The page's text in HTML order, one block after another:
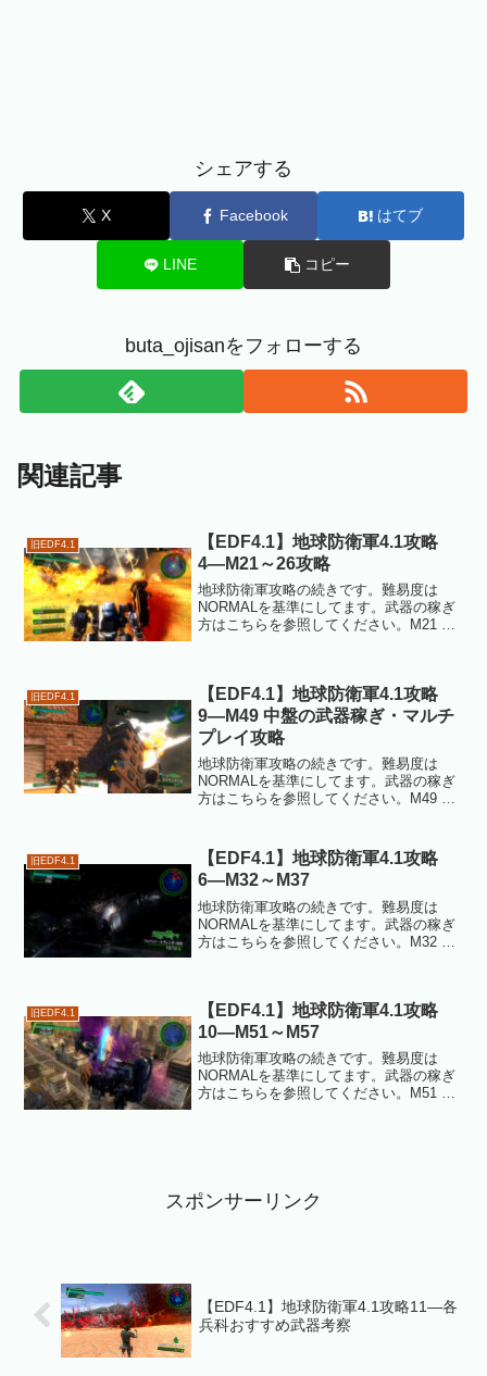
シェアする
X Facebook はてブ
LINE コピー
buta_ojisanをフォローする
関連記事
旧EDF4.1
【EDF4.1】地球防衛軍4.1攻略
4―M21～26攻略
地球防衛軍攻略の続きです。難易度は
NORMALを基準にしてます。武器の稼ぎ
方はこちらを参照してください。M21 地
ずゆっくり進むのが...
旧EDF4.1
【EDF4.1】地球防衛軍4.1攻略
9―M49 中盤の武器稼ぎ・マルチ
プレイ攻略
地球防衛軍攻略の続きです。難易度は
NORMALを基準にしてます。武器の稼ぎ
方はこちらを参照してください。M49 青
稼ぎができるミッションです。HARD以
下ならこの記事...
旧EDF4.1
【EDF4.1】地球防衛軍4.1攻略
6―M32～M37
地球防衛軍攻略の続きです。難易度は
NORMALを基準にしてます。武器の稼ぎ
方はこちらを参照してください。M32 突
地下洞窟での武装...
旧EDF4.1
【EDF4.1】地球防衛軍4.1攻略
10―M51～M57
地球防衛軍攻略の続きです。難易度は
NORMALを基準にしてます。武器の稼ぎ
方はこちらを参照してください。M51 大
スポンサーリンク
【EDF4.1】地球防衛軍4.1攻略11―各
兵科おすすめ武器考察